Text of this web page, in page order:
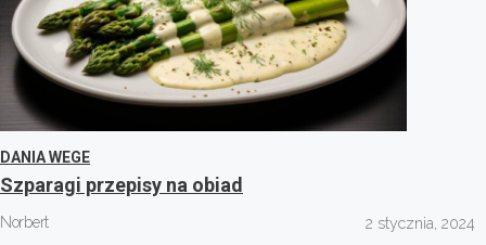
DANIA WEGE
Szparagi przepisy na obiad
Norbert 2 stycznia, 2024